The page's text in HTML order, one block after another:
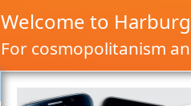
Welcome to
For cosmopolitanism